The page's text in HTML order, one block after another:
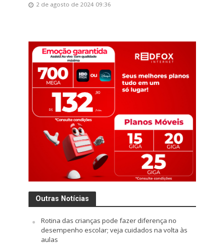
2 de agosto de 2024 09:36
Outras Notícias
Rotina das crianças pode fazer diferença no
desempenho escolar; veja cuidados na volta às
aulas